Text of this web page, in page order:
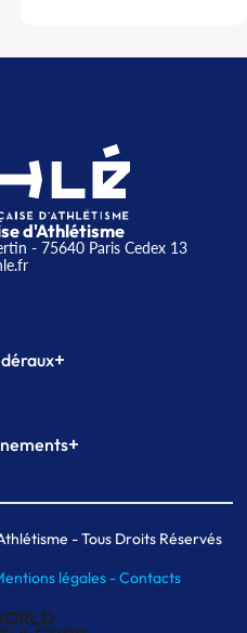
d'Athlétisme
- 75640 Paris Cedex 13
+
Formation
+
indoor
de Paris- Tous Droits Réservés
légales -Contacts